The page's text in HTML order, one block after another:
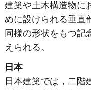
建築や土木構造物に
めに設けられる垂直
同様の形状をもつ記
えられる。
日本
日本建築では，二階